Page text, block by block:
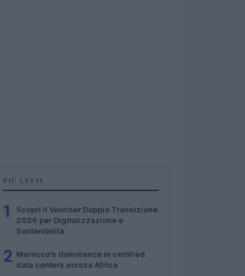
PIÙ LETTI
1
Scopri il Voucher Doppia Transizione
2026 per Digitalizzazione e
Sostenibilità
2 Morocco’s dominance in certified
data centers across Africa